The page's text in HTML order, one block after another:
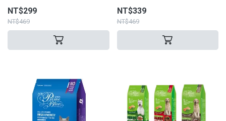
NT$299
NT$469
NT$339
NT$469